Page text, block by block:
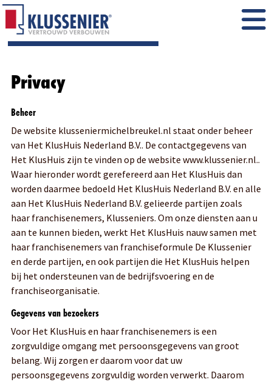
Privacy
Beheer
De website klusseniermichelbreukel.nl staat onder beheer
van Het KlusHuis Nederland B.V.. De contactgegevens van
Het KlusHuis zijn te vinden op de website www.klussenier.nl..
Waar hieronder wordt gerefereerd aan Het KlusHuis dan
worden daarmee bedoeld Het KlusHuis Nederland B.V. en alle
aan Het KlusHuis Nederland B.V. gelieerde partijen zoals
haar franchisenemers, Klusseniers. Om onze diensten aan u
aan te kunnen bieden, werkt Het KlusHuis nauw samen met
haar franchisenemers van franchiseformule De Klussenier
en derde partijen, en ook partijen die Het KlusHuis helpen
bij het ondersteunen van de bedrijfsvoering en de
franchiseorganisatie.
Gegevens van bezoekers
Voor Het KlusHuis en haar franchisenemers is een
zorgvuldige omgang met persoonsgegevens van groot
belang. Wij zorgen er daarom voor dat uw
persoonsgegevens zorgvuldig worden verwerkt. Daarom